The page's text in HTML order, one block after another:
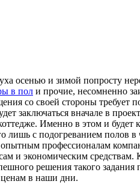
осенью и зимой попросту
в пол и прочие, несомненно
со своей стороны требует
заключаться вначале в
Именно в этом и будет
с подогреванием полов в
профессионалам
и экономическим средствам.
решения такого задания
ценам в наши дни.